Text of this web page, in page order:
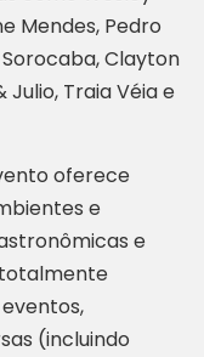
Mendes, Pedro
Clayton
Julio, Traia Véia e
oferece
e
e
totalmente
(incluindo